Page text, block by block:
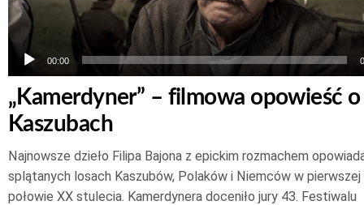
00:00
„Kamerdyner” – filmowa opowieść o
Kaszubach
Najnowsze dzieło Filipa Bajona z epickim rozmachem
splątanych losach Kaszubów, Polaków i Niemców w pierwszej
połowie XX stulecia. Kamerdynera doceniło jury 43. Festiwalu